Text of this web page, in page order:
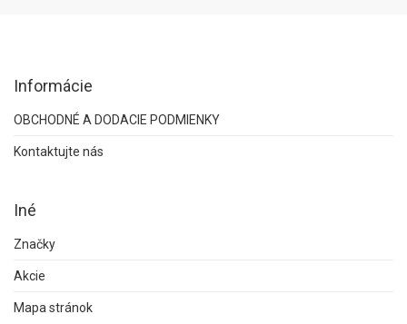
Informácie
OBCHODNÉ A DODACIE PODMIENKY
Kontaktujte nás
Iné
Značky
Akcie
Mapa stránok